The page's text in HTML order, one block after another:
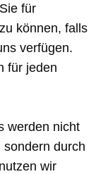
für
können, falls
verfügen.
für jeden
werden nicht
durch
wir